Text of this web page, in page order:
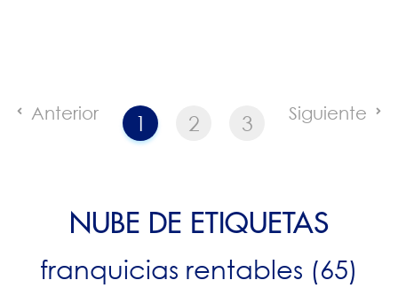
Anterior 1 2 3 Siguiente
NUBE DE ETIQUETAS
franquicias rentables (65)